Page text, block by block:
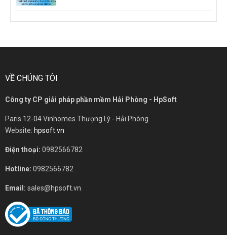
VỀ CHÚNG TÔI
Công ty CP giải pháp phần mềm Hải Phòng - HpSoft
Paris 12-04 Vinhomes Thượng Lý - Hải Phòng
Website: hpsoft.vn
Điện thoại: 0982566782
Hotline: 0982566782
Email: sales@hpsoft.vn